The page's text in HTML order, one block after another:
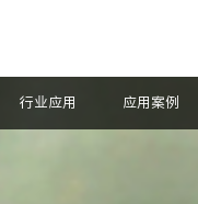
行业应用 应用案例